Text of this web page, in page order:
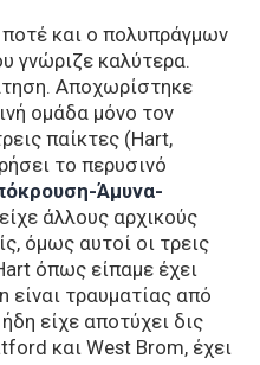
και ο πολυπράγμων
γνώριζε καλύτερα.
Αποχωρίστηκε
ομάδα μόνο τον
παίκτες (Hart,
το περυσινό
Άμυνα-
άλλους αρχικούς
όμως αυτοί οι τρεις
όπως είπαμε έχει
είναι τραυματίας από
είχε αποτύχει δις
και West Brom, έχει